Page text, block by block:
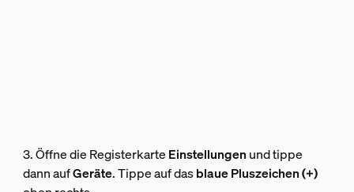
3. Öffne die Registerkarte Einstellungen und tippe
dann aufGeräte. Tippe auf dasblaue Pluszeichen (+)